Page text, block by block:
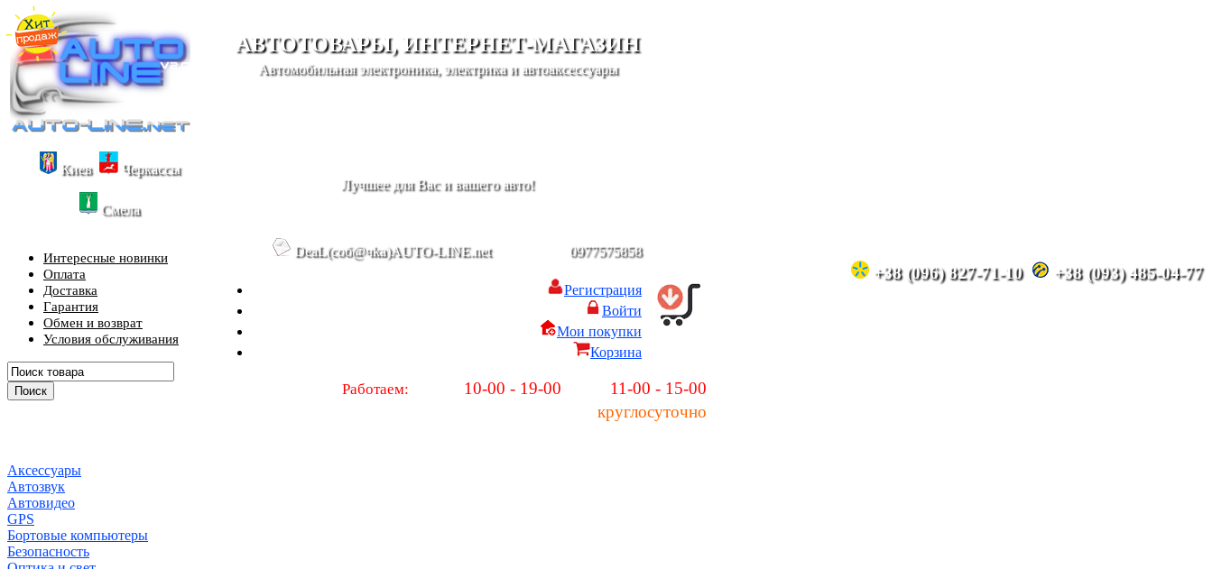
АВТОТОВАРЫ, ИНТЕРНЕТ-МАГАЗИН
Автомобильная электроника, электрика и автоаксессуары
Киев Черкассы
Смела
Лучшее для Вас и вашего авто!
+38 (096) 827-71-10 +38 (093) 485-04-77
DeaL(cоб@чka)AUTO-LINE.net 0977575858
Регистрация
Войти
Мои покупки
Корзина
Работаем: 10-00 - 19-00
11-00 - 15-00
круглосуточно
Интересные новинки
Оплата
Доставка
Гарантия
Обмен и возврат
Условия обслуживания
Аксессуары
Автозвук
Автовидео
GPS
Бортовые компьютеры
Безопасность